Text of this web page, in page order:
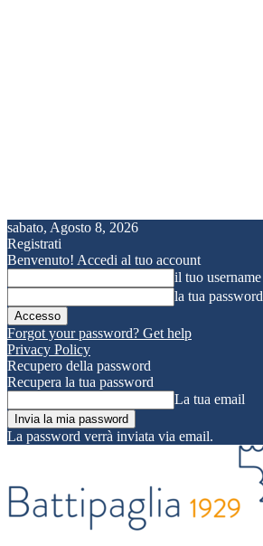
sabato, Agosto 8, 2026
Registrati
Benvenuto! Accedi al tuo account
il tuo username
la tua password
Forgot your password? Get help
Privacy Policy
Recupero della password
Recupera la tua password
La tua email
La password verrà inviata via email.